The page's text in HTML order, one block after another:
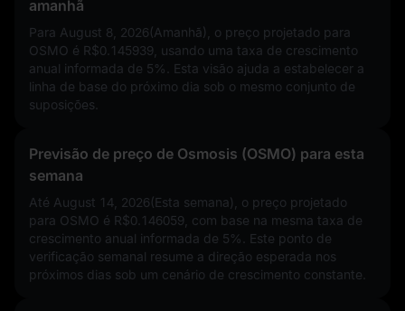
amanhã
Para August 8, 2026(Amanhã), o preço projetado para
OSMO é R$0.145939 , usando uma taxa de crescimento
anual informada de 5%
. Esta visão ajuda a estabelecer a
linha de base do próximo dia sob o mesmo conjunto de
suposições.
Previsão de preço de Osmosis (OSMO) para esta
semana
Até August 14, 2026(Esta semana), o preço projetado
para OSMO é R$0.146059 , com base na mesma taxa de
crescimento anual informada de 5%
. Este ponto de
verificação semanal resume a direção esperada nos
próximos dias sob um cenário de crescimento constante.